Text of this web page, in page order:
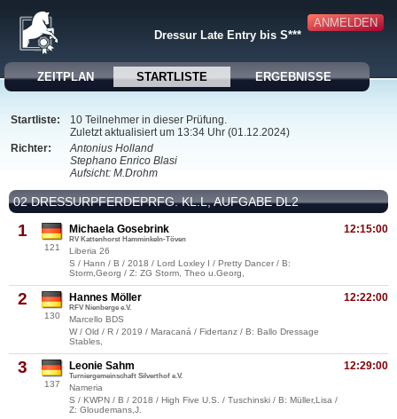
ANMELDEN
Dressur Late Entry bis S***
ZEITPLAN STARTLISTE ERGEBNISSE
Startliste:
10 Teilnehmer in dieser Prüfung.
Zuletzt aktualisiert um 13:34 Uhr (01.12.2024)
Richter:
Antonius Holland
Stephano Enrico Blasi
Aufsicht: M.Drohm
02 DRESSURPFERDEPRFG. KL.L, AUFGABE DL2
1
121
12:15:00
Michaela Gosebrink
RV Kattenhorst Hamminkeln-Töven
Liberia 26
S / Hann / B / 2018 / Lord Loxley I / Pretty Dancer / B:
Storm,Georg / Z: ZG Storm, Theo u.Georg,
2
130
12:22:00
Hannes Möller
RFV Nienberge e.V.
Marcello BDS
W / Old / R / 2019 / Maracaná / Fidertanz / B: Ballo Dressage
Stables,
3
137
12:29:00
Leonie Sahm
Turniergemeinschaft Silverthof e.V.
Nameria
S / KWPN / B / 2018 / High Five U.S. / Tuschinski / B: Müller,Lisa /
Z: Gloudemans,J.